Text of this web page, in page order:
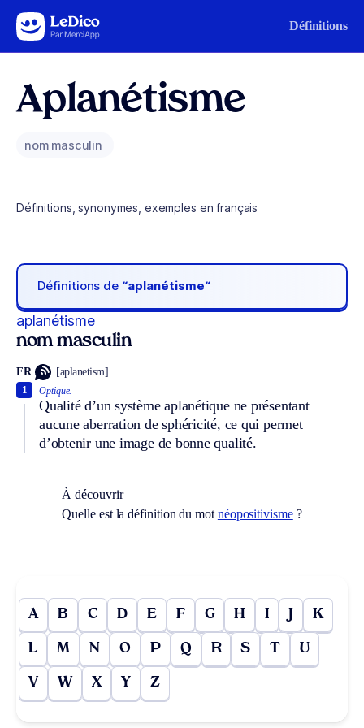
Aller au contenu Définitions
Aplanétisme
nom masculin
Définitions, synonymes, exemples en français
Définitions de “aplanétisme“
aplanétisme
nom masculin
FR [aplanetism]
Optique.
Qualité d’un système aplanétique ne présentant
aucune aberration de sphéricité, ce qui permet
d’obtenir une image de bonne qualité.
1
À découvrir
Quelle est la définition du mot néopositivisme?
A B C D E F G H I J K
L M N O P Q R S T U
V W X Y Z